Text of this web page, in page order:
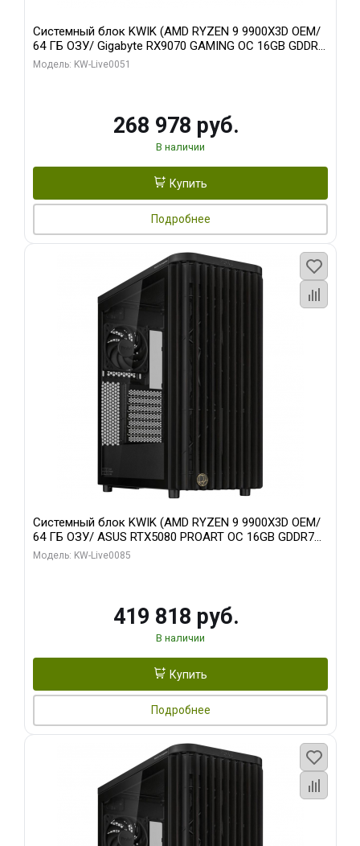
Системный блок KWIK (AMD RYZEN 9 9900X3D OEM/
64 ГБ ОЗУ/ Gigabyte RX9070 GAMING OC 16GB GDDR6
256bit 2xDP 2xH/ 960 ГБ SSD)
Модель: KW-Live0051
268 978 руб.
В наличии
Купить
Подробнее
Системный блок KWIK (AMD RYZEN 9 9900X3D OEM/
64 ГБ ОЗУ/ ASUS RTX5080 PROART OC 16GB GDDR7
256bit Type-C DP 2/ 960 ГБ SSD)
Модель: KW-Live0085
419 818 руб.
В наличии
Купить
Подробнее